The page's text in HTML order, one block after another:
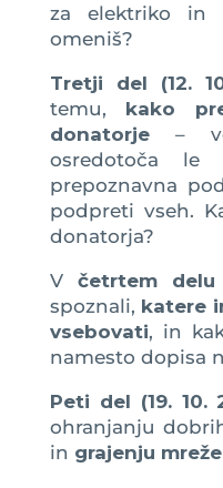
za elektriko in
omeniš?
Tretji del (12.
temu, kako
donatorje–
osredotoča le
prepoznavna
podpreti vseh.
donatorja?
Včetrtem delu
spoznali, katere
vsebovati, in
namesto dopisa
Peti del (19. 10.
ohranjanju
in grajenju mreže